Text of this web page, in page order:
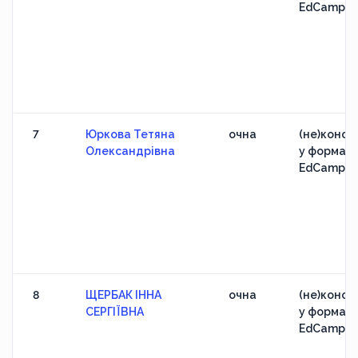
EdCamp
7
Юркова Тетяна
Олександрівна
очна
у форматі
EdCamp
8
ЩЕРБАК ІННА
СЕРГІЇВНА
очна
у форматі
EdCamp